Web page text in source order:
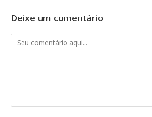
Deixe um comentário
Comentário